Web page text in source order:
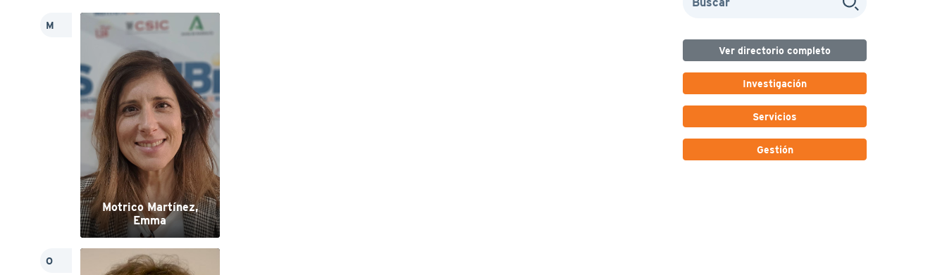
M
Motrico Martínez,
Emma
O
Ver directorio completo
Investigación
Servicios
Gestión